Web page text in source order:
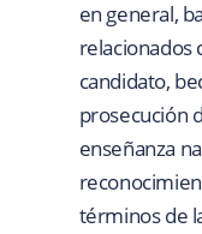
en general,
relacionados
candidato,
prosecución
enseñanza
términos de